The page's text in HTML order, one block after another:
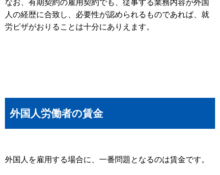
なお、有期契約の雇用契約でも、従事する業務内容が外国
人の経歴に合致し、必要性が認められるものであれば、就
労ビザがおりることは十分にありえます。
外国人労働者の賃金
外国人を雇用する場合に、一番問題となるのは賃金です。